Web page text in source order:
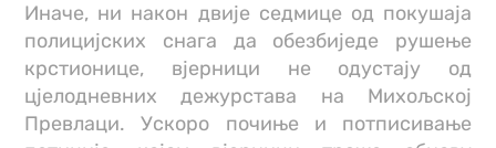
Иначе, ни након двије седмице од покушаја
полицијских снага да обезбиједе рушење
крстионице, вјерници не одустају од
цјелодневних дежурстава на Михољској
Превлаци. Ускоро почиње и потписивање